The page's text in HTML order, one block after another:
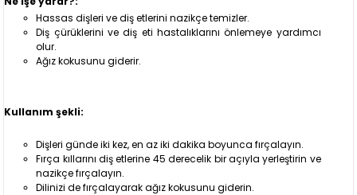
Hassas dişleri ve diş etlerini nazikçe temizler.
Diş çürüklerini ve diş eti hastalıklarını önlemeye yardımcı
olur.
Ağız kokusunu giderir.
Kullanım şekli:
Dişleri günde iki kez, en az iki dakika boyunca fırçalayın.
Fırça kıllarını diş etlerine 45 derecelik bir açıyla yerleştirin ve
nazikçe fırçalayın.
Dilinizi de fırçalayarak ağız kokusunu giderin.